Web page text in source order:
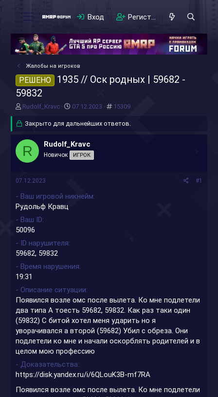
Вход Регистрация
Жалобы на игроков
РЕШЕНО
1935 // Оск родных | 59682 -
59832
А
т
р
т
Rudolf_Kravc
Д
т
н
а
ч
07.12.2023 #15309
Закрыто для дальнейших ответов.
R Rudolf_Kravc
Новичок ИГРОК
07.12.2023 #1
- Ваш игровой никнейм
Рудольф Кравц
- Ваш ID
50096
- ID нарушителя
59682, 59832
- Время нарушения
19:31
- Описание ситуации
Появился возле омс после вылета. Ко мне подлетели
два типа А тоесть 59682, 59832. Как раз таки один
(59832) С битой хотел меня ударить но я
уворачивался а второй (59682) Убил с обреза. Они
подлетели ко мне и начали оскорблять родителей и в
целом мою профессию
- Доказательства
https://disk.yandex.ru/i/6QLouK3B-mf7RA
Появился возле омс после вылета. Ко мне подлетели